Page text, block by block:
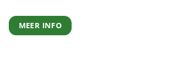
MEER INFO